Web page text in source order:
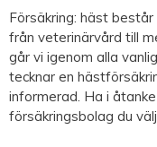
Försäkring: häst
från veterinärvård till
går vi igenom alla
tecknar en
informerad. Ha i
försäkringsbolag du